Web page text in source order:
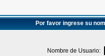
Por favor ingrese su
Nombre de Usuario: